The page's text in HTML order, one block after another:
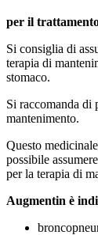
per il
Si consiglia di
terapia di
stomaco.
Si raccomanda di
mantenimento.
Questo
possibile
per la terapia di
Augmentin è